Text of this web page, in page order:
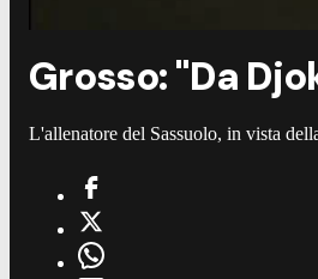
Grosso: "Da
L'allenatore del Sassuolo, in vista